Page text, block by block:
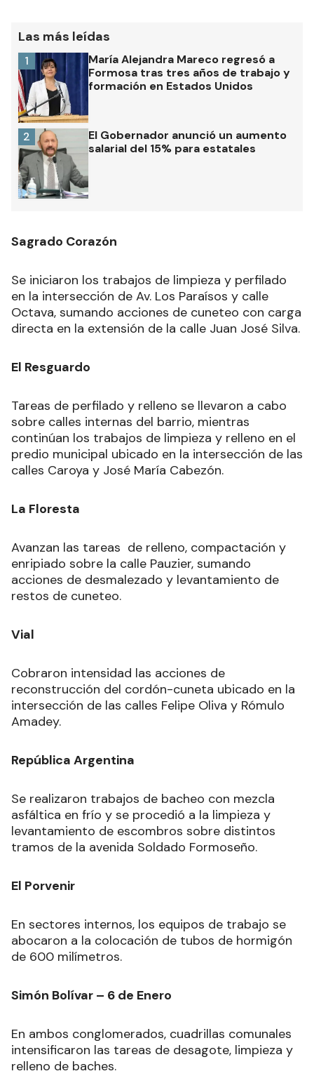
Las más leídas
María Alejandra Mareco regresó a
Formosa tras tres años de trabajo y
formación en Estados Unidos
1
El Gobernador anunció un aumento
salarial del 15% para estatales
2
Sagrado Corazón
Se iniciaron los trabajos de limpieza y perfilado
en la intersección de Av. Los Paraísos y calle
Octava, sumando acciones de cuneteo con carga
directa en la extensión de la calle Juan José Silva.
El Resguardo
Tareas de perfilado y relleno se llevaron a cabo
sobre calles internas del barrio, mientras
continúan los trabajos de limpieza y relleno en el
predio municipal ubicado en la intersección de las
calles Caroya y José María Cabezón.
La Floresta
Avanzan las tareas de relleno, compactación y
enripiado sobre la calle Pauzier, sumando
acciones de desmalezado y levantamiento de
restos de cuneteo.
Vial
Cobraron intensidad las acciones de
reconstrucción del cordón-cuneta ubicado en la
intersección de las calles Felipe Oliva y Rómulo
Amadey.
República Argentina
Se realizaron trabajos de bacheo con mezcla
asfáltica en frío y se procedió a la limpieza y
levantamiento de escombros sobre distintos
tramos de la avenida Soldado Formoseño.
El Porvenir
En sectores internos, los equipos de trabajo se
abocaron a la colocación de tubos de hormigón
de 600 milímetros.
Simón Bolívar – 6 de Enero
En ambos conglomerados, cuadrillas comunales
intensificaron las tareas de desagote, limpieza y
relleno de baches.